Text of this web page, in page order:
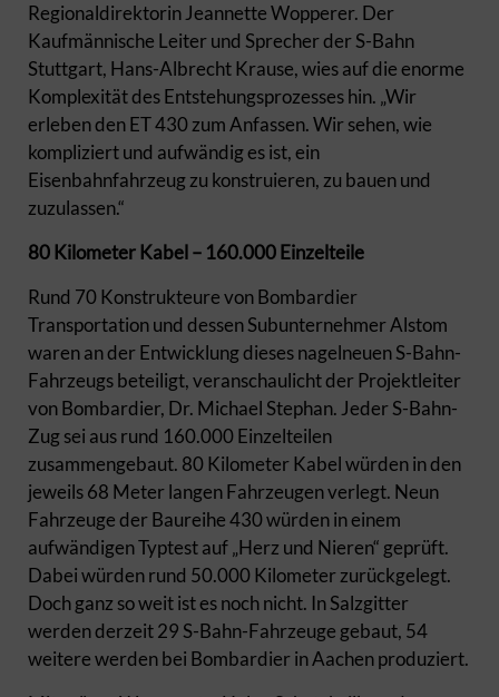
Regionaldirektorin Jeannette Wopperer. Der
Kaufmännische Leiter und Sprecher der S-Bahn
Stuttgart, Hans-Albrecht Krause, wies auf die enorme
Komplexität des Entstehungsprozesses hin. „Wir
erleben den ET 430 zum Anfassen. Wir sehen, wie
kompliziert und aufwändig es ist, ein
Eisenbahnfahrzeug zu konstruieren, zu bauen und
zuzulassen.“
80 Kilometer Kabel – 160.000 Einzelteile
Rund 70 Konstrukteure von Bombardier
Transportation und dessen Subunternehmer Alstom
waren an der Entwicklung dieses nagelneuen S-Bahn-
Fahrzeugs beteiligt, veranschaulicht der Projektleiter
von Bombardier, Dr. Michael Stephan. Jeder S-Bahn-
Zug sei aus rund 160.000 Einzelteilen
zusammengebaut. 80 Kilometer Kabel würden in den
jeweils 68 Meter langen Fahrzeugen verlegt. Neun
Fahrzeuge der Baureihe 430 würden in einem
aufwändigen Typtest auf „Herz und Nieren“ geprüft.
Dabei würden rund 50.000 Kilometer zurückgelegt.
Doch ganz so weit ist es noch nicht. In Salzgitter
werden derzeit 29 S-Bahn-Fahrzeuge gebaut, 54
weitere werden bei Bombardier in Aachen produziert.